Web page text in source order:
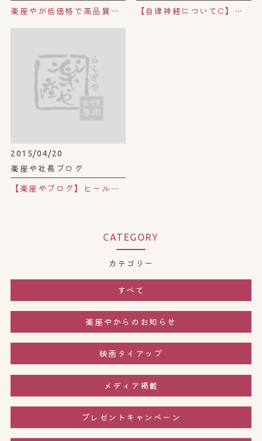
楽座やが低価格で高品質な理由。
【自律神経についてC】自律神経を整えるライフスタイル。
2015/04/20
楽座や社長ブログ
【楽座やブログ】ヒールが交換できちゃう、すんごい靴。
CATEGORY
カテゴリー
すべて
楽座やからのお知らせ
映画タイアップ
メディア掲載
プレゼントキャンペーン